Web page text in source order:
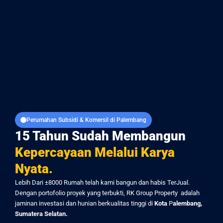
Perumahan Subsidi & Komersil di Palembang
15 Tahun Sudah Membangun
Kepercayaan Melalui Karya
Nyata.
Lebih Dari ±8000 Rumah telah kami bangun dan habis TerJual.
Dengan portofolio proyek yang terbukti, RK Group Property adalah
jaminan investasi dan hunian berkualitas tinggi di Kota Palembang,
Sumatera Selatan.